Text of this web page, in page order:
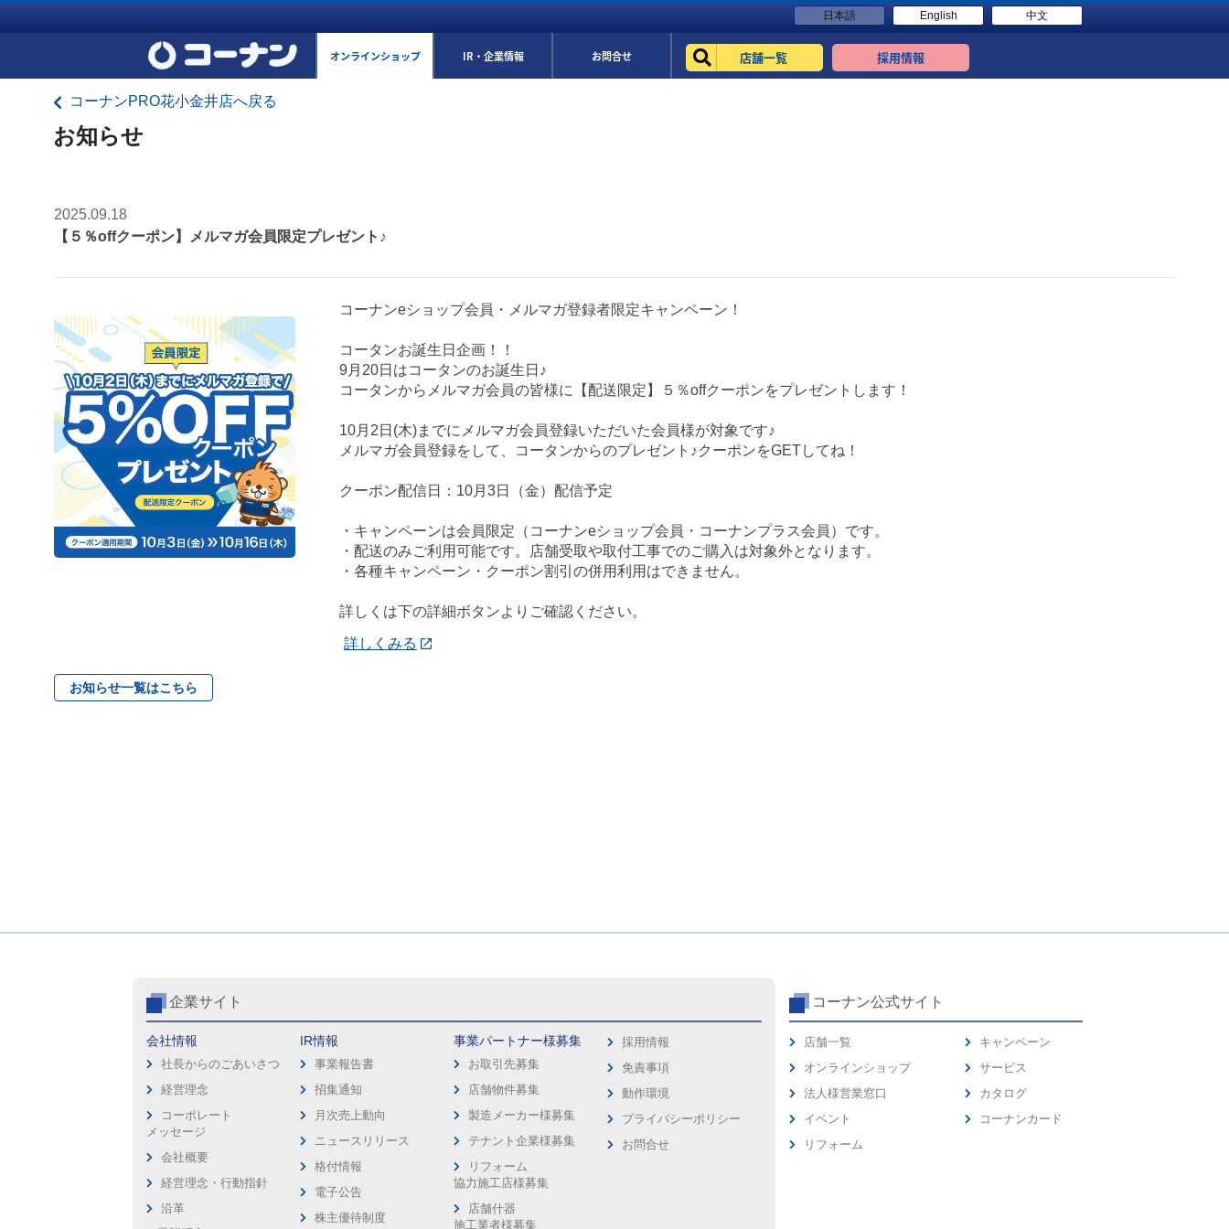
日本語 English 中文
オンラインショップ IR・企業情報 お問合せ 店舗一覧 採用情報
コーナンPRO花小金井店へ戻る
お知らせ
2025.09.18
【５％offクーポン】メルマガ会員限定プレゼント♪
コーナンeショップ会員・メルマガ登録者限定キャンペーン！
コータンお誕生日企画！！
9月20日はコータンのお誕生日♪
コータンからメルマガ会員の皆様に【配送限定】５％offクーポンをプレゼントします！
10月2日(木)までにメルマガ会員登録いただいた会員様が対象です♪
メルマガ会員登録をして、コータンからのプレゼント♪クーポンをGETしてね！
クーポン配信日：10月3日（金）配信予定
・キャンペーンは会員限定（コーナンeショップ会員・コーナンプラス会員）です。
・配送のみご利用可能です。店舗受取や取付工事でのご購入は対象外となります。
・各種キャンペーン・クーポン割引の併用利用はできません。
詳しくは下の詳細ボタンよりご確認ください。
詳しくみる
お知らせ一覧はこちら
企業サイト
会社情報
社長からのごあいさつ
経営理念
コーポレート
メッセージ
会社概要
経営理念・行動指針
沿革
IR情報
事業報告書
招集通知
月次売上動向
ニュースリリース
格付情報
電子公告
株主優待制度
事業パートナー様募集
お取引先募集
店舗物件募集
製造メーカー様募集
テナント企業様募集
リフォーム
協力施工店様募集
店舗什器
施工業者様募集
採用情報
免責事項
動作環境
プライバシーポリシー
お問合せ
コーナン公式サイト
店舗一覧
オンラインショップ
法人様営業窓口
イベント
リフォーム
キャンペーン
サービス
カタログ
コーナンカード